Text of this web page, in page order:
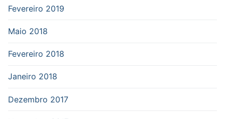
Fevereiro 2019
Maio 2018
Fevereiro 2018
Janeiro 2018
Dezembro 2017